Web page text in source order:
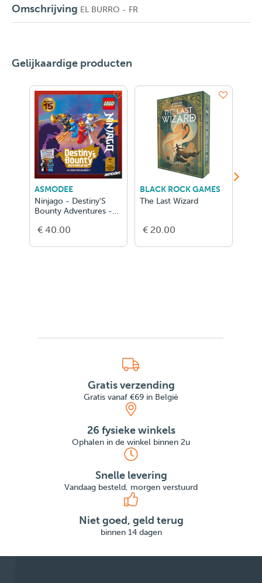
Omschrijving EL BURRO - FR
Gelijkaardige producten
ASMODEE
Ninjago - Destiny'S
Bounty Adventures -
€ 40.00
BLACK ROCK GAMES
The Last Wizard
€ 20.00
Gratis verzending
Gratis vanaf €69 in België
26 fysieke winkels
Ophalen in de winkel binnen 2u
Snelle levering
Vandaag besteld, morgen verstuurd
Niet goed, geld terug
binnen 14 dagen